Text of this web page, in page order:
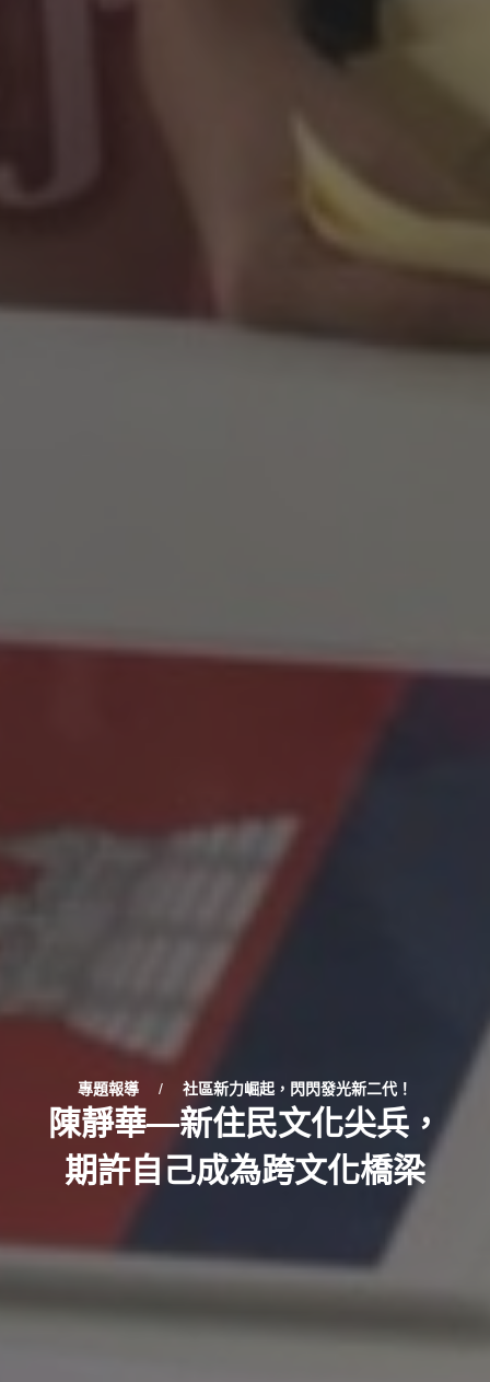
專題報導 / 社區新力崛起，閃閃發光新二代！
陳靜華—新住民文化尖兵，
期許自己成為跨文化橋梁